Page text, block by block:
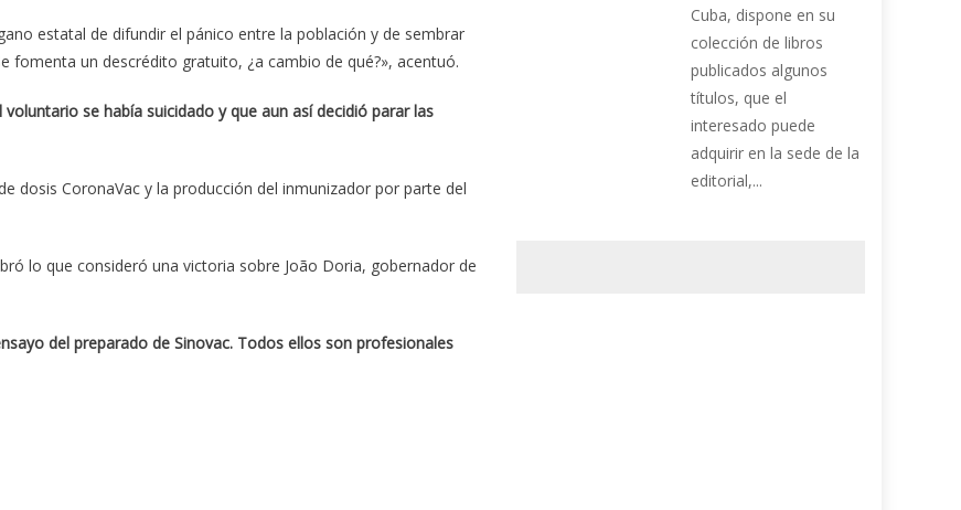
estatal de difundir el pánico entre la población y de sembrar
fomenta un descrédito gratuito, ¿a cambio de qué?», acentuó.
se había suicidado y que aun así decidió parar las
dosis CoronaVac y la producción del inmunizador por parte del
lo que consideró una victoria sobre João Doria, gobernador de
del preparado de Sinovac. Todos ellos son profesionales
Cuba, dispone en su
colección de libros
publicados algunos
títulos, que el
interesado puede
adquirir en la sede de la
editorial,...